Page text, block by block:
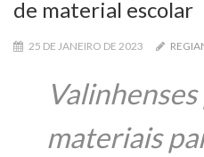
de material escolar
25 DE JANEIRO DE 2023
materiais